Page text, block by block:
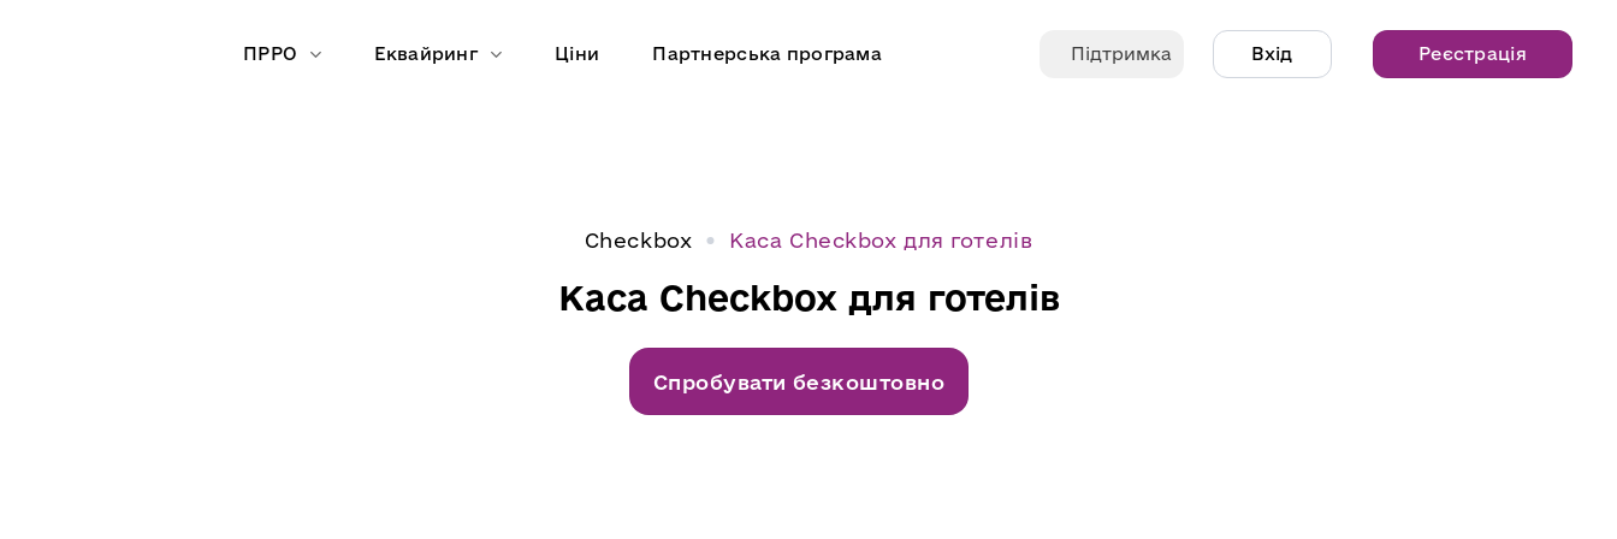
ПРРО Еквайринг Ціни Партнерська програма Підтримка Вхід Реєстрація
Checkbox Каса Checkbox для готелів
Каса Checkbox для готелів
Спробувати безкоштовно